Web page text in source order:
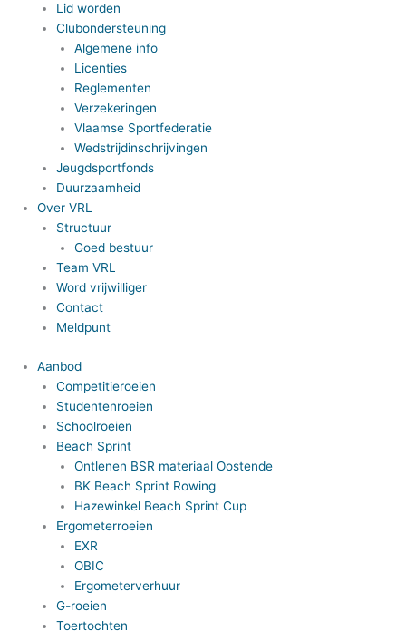
Lid worden
Clubondersteuning
Algemene info
Licenties
Reglementen
Verzekeringen
Vlaamse Sportfederatie
Wedstrijdinschrijvingen
Jeugdsportfonds
Duurzaamheid
Over VRL
Structuur
Goed bestuur
Team VRL
Word vrijwilliger
Contact
Meldpunt
Aanbod
Competitieroeien
Studentenroeien
Schoolroeien
Beach Sprint
Ontlenen BSR materiaal Oostende
BK Beach Sprint Rowing
Hazewinkel Beach Sprint Cup
Ergometerroeien
EXR
OBIC
Ergometerverhuur
G-roeien
Toertochten